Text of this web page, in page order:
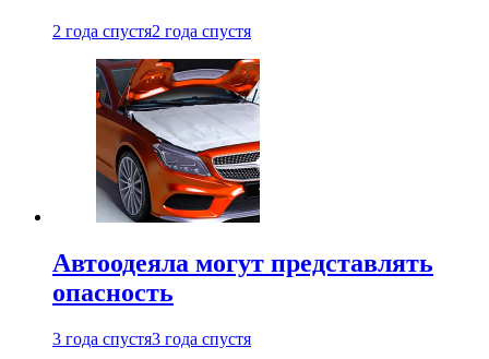
2 года спустя2 года спустя
Автоодеяла могут представлять
опасность
3 года спустя3 года спустя